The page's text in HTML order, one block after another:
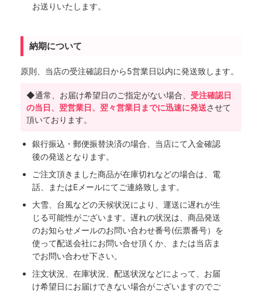
お送りいたします。
納期について
原則、当店の受注確認日から5営業日以内に発送致します。
◆通常、お届け希望日のご指定がない場合、 受注確認日
の当日、翌営業日、翌々営業日までに迅速に発送させて
頂いております。
銀行振込・郵便振替決済の場合、当店にて入金確認
後の発送となります。
ご注文頂きました商品が在庫切れなどの場合は、電
話、またはEメールにてご連絡致します。
大雪、台風などの天候状況により、運送に遅れが生
じる可能性がございます。遅れの状況は、商品発送
のお知らせメールのお問い合わせ番号(伝票番号）を
使って配送会社にお問い合せ頂くか、または当店ま
でお問い合わせ下さい。
注文状況、在庫状況、配送状況などによって、お届
け希望日にお届けできない場合がございますのでご